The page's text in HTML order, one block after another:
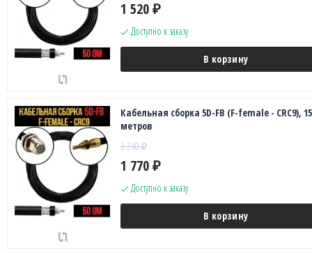
1 520 ₽
Доступно к заказу
В корзину
Кабельная сборка 5D-FB (F-female - CRC9), 15
метров
3 240₽
1 770 ₽
Доступно к заказу
В корзину